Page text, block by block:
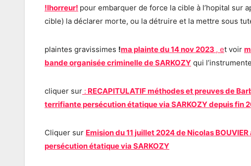
!lhorreur! pour embarquer de force la cible à l’hopital sur
cible) la déclarer morte, ou la détruire et la mettre sous
plaintes gravissimes !ma plainte du 14 nov 2023 , et voir
bande organisée criminelle de SARKOZY qui
cliquer sur : RECAPITULATIF méthodes et preuves de
terrifiante persécution étatique via SARKOZY depuis fin
Cliquer sur Emision du 11 juillet 2024 de Nicolas
persécution étatique via SARKOZY